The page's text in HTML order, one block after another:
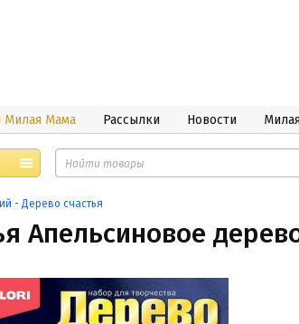
Милая Мама Рассылки Новости
- Дерево счастья
Апельсиновое